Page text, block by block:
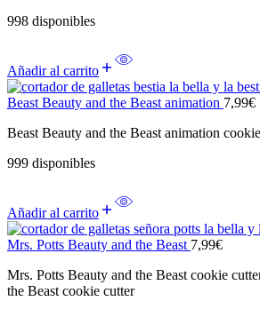
998 disponibles
Añadir al carrito
Beast Beauty and the Beast animation 7,99€
Beast Beauty and the Beast animation
999 disponibles
Añadir al carrito
Mrs. Potts Beauty and the Beast 7,99€
Mrs. Potts Beauty and the Beast cookie
the Beast cookie cutter